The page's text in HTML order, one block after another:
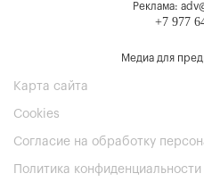
Реклама:
+7 977
Медиа для
Карта сайта
Cookies
Согласие на обработку
Политика конфиденциальности